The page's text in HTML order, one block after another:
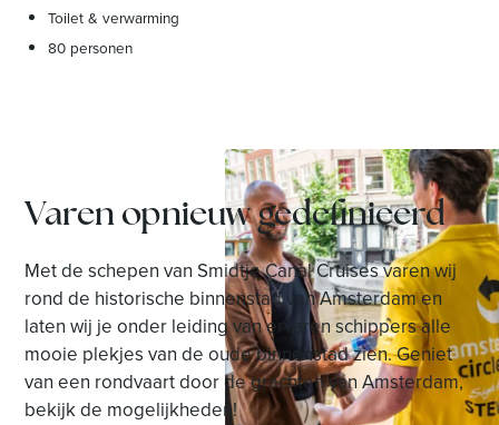
Toilet & verwarming
80 personen
Varen opnieuw gedefinieerd
Met de schepen van Smidtje Canal Cruises varen wij
rond de historische binnenstad van Amsterdam en
laten wij je onder leiding van ervaren schippers alle
mooie plekjes van de oude binnenstad zien. Geniet
van een rondvaart door de grachten van Amsterdam,
bekijk de mogelijkheden!